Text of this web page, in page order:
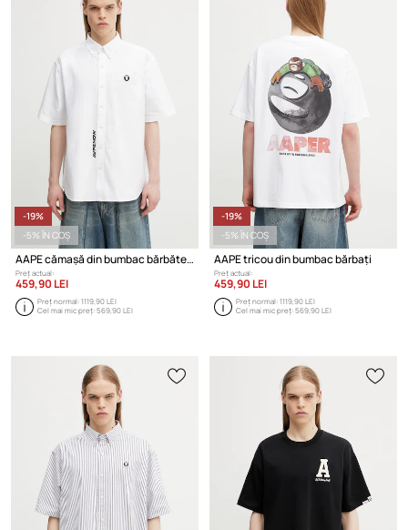
-19%
-5% ÎN COȘ
AAPE cămașă din bumbac bărbătească
Preț actual:
459,90 LEI
Preț normal:1119,90 LEI
Cel mai mic preț:569,90 LEI
-19%
-5% ÎN COȘ
AAPE tricou din bumbac bărbați
Preț actual:
459,90 LEI
Preț normal:1119,90 LEI
Cel mai mic preț:569,90 LEI